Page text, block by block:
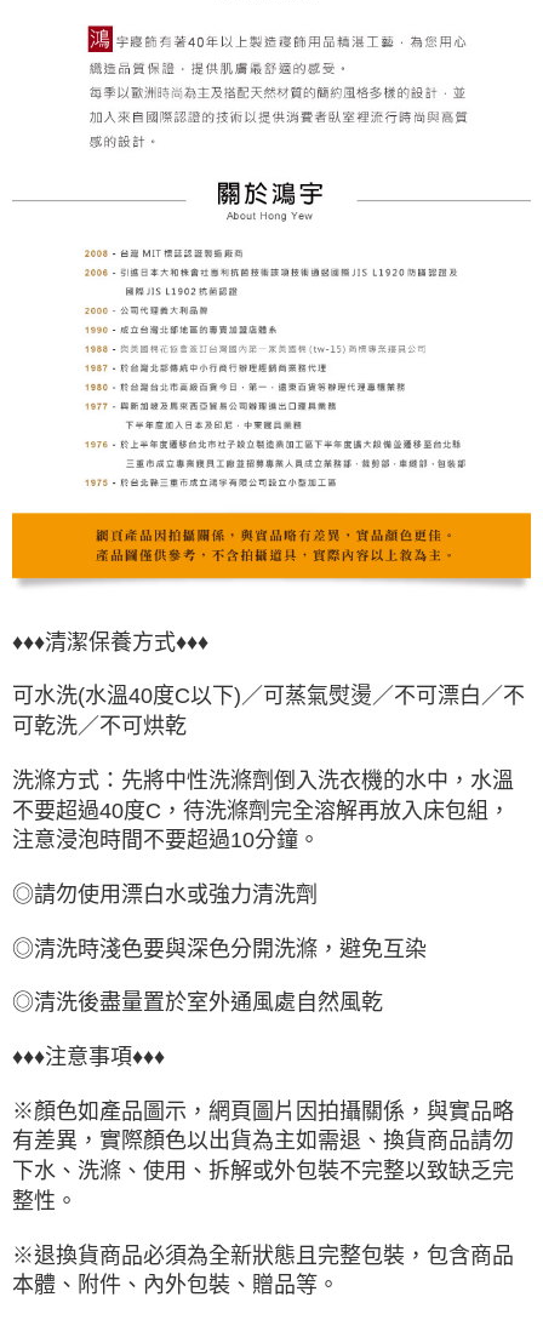
♦♦♦清潔保養方式♦♦♦
可水洗(水溫40度C以下)／可蒸氣熨燙／不可漂白／不
可乾洗／不可烘乾
洗滌方式：先將中性洗滌劑倒入洗衣機的水中，水溫
不要超過40度C，待洗滌劑完全溶解再放入床包組，
注意浸泡時間不要超過10分鐘。
◎請勿使用漂白水或強力清洗劑
◎清洗時淺色要與深色分開洗滌，避免互染
◎清洗後盡量置於室外通風處自然風乾
♦♦♦注意事項♦♦♦
※顏色如產品圖示，網頁圖片因拍攝關係，與實品略
有差異，實際顏色以出貨為主如需退、換貨商品請勿
下水、洗滌、使用、拆解或外包裝不完整以致缺乏完
整性。
※退換貨商品必須為全新狀態且完整包裝，包含商品
本體、附件、內外包裝、贈品等。